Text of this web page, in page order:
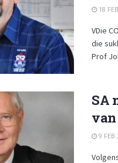
18
VDie
die
Prof
SA
van
9 FEB